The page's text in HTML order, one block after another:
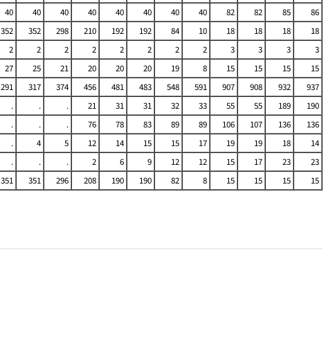
40 40 40 40 40 40 40 40 82 82 85
86
352 352 298 210 192 192 84 10 18 18 18
18
2 2 2 2 2 2 2 2 3 3 3
3
27 25 21 20 20 20 19 8 15 15 15
15
291 317 374 456 481 483 548 591 907 908 932
937
. . . 21 31 31 32 33 55 55 189
190
. . . 76 78 83 89 89 106 107 136
136
. 4 5 12 14 15 15 17 19 19 18
14
. . . 2 6 9 12 12 15 17 23
23
351 351 296 208 190 190 82 8 15 15 15 15